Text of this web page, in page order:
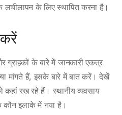
लचीलापन के लिए स्थापित करना है।
ग्राहकों के बारे में जानकारी एकत्र
मांगते हैं, इसके बारे में बात करें। देखें
कहां रख रहे हैं। स्थानीय व्यवसाय
इलाके में नया है।